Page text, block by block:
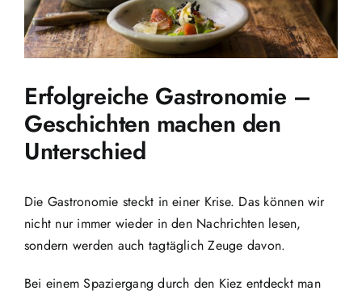
Erfolgreiche Gastronomie –
Geschichten machen den
Unterschied
Die Gastronomie steckt in einer Krise. Das können wir
nicht nur immer wieder in den Nachrichten lesen,
sondern werden auch tagtäglich Zeuge davon.
Bei einem Spaziergang durch den Kiez entdeckt man